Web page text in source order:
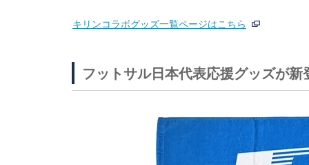
キリンコラボグッズ一覧ページはこちら
フットサル日本代表応援グッズが新